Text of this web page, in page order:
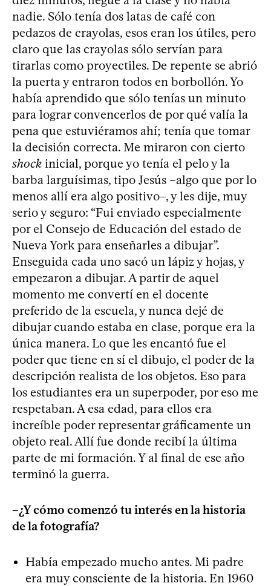
nadie. Sólo tenía dos latas de café con
pedazos de crayolas, esos eran los útiles, pero
claro que las crayolas sólo servían para
tirarlas como proyectiles. De repente se abrió
la puerta y entraron todos en borbollón. Yo
había aprendido que sólo tenías un minuto
para lograr convencerlos de por qué valía la
pena que estuviéramos ahí; tenía que tomar
la decisión correcta. Me miraron con cierto
shock inicial, porque yo tenía el pelo y la
barba larguísimas, tipo Jesús –algo que por lo
menos allí era algo positivo–, y les dije, muy
serio y seguro: “Fui enviado especialmente
por el Consejo de Educación del estado de
Nueva York para enseñarles a dibujar”.
Enseguida cada uno sacó un lápiz y hojas, y
empezaron a dibujar. A partir de aquel
momento me convertí en el docente
preferido de la escuela, y nunca dejé de
dibujar cuando estaba en clase, porque era la
única manera. Lo que les encantó fue el
poder que tiene en sí el dibujo, el poder de la
descripción realista de los objetos. Eso para
los estudiantes era un superpoder, por eso me
respetaban. A esa edad, para ellos era
increíble poder representar gráficamente un
objeto real. Allí fue donde recibí la última
parte de mi formación. Y al final de ese año
terminó la guerra.
–¿Y cómo comenzó tu interés en la historia
de la fotografía?
Había empezado mucho antes. Mi padre
era muy consciente de la historia. En 1960